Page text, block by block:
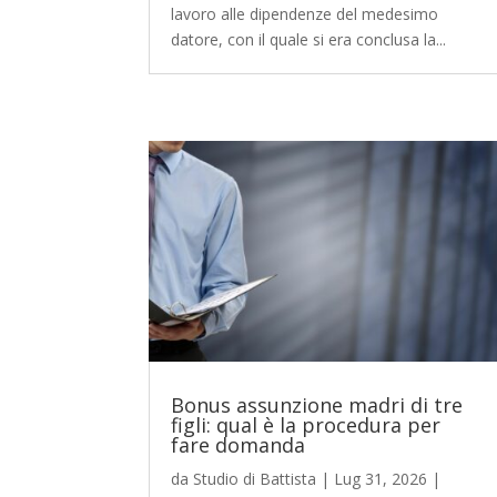
lavoro alle dipendenze del medesimo
datore, con il quale si era conclusa la...
Bonus assunzione madri di tre
figli: qual è la procedura per
fare domanda
da Studio di Battista | Lug 31, 2026 |